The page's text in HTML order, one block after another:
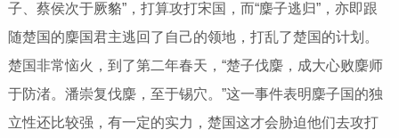
子、蔡侯次于厥貉”，打算攻打宋国，而“麇子逃归”，亦即跟
随楚国的麇国君主逃回了自己的领地，打乱了楚国的计划。
楚国非常恼火，到了第二年春天，“楚子伐麇，成大心败麇师
于防渚。潘崇复伐麇，至于锡穴。”这一事件表明麇子国的独
立性还比较强，有一定的实力，楚国这才会胁迫他们去攻打